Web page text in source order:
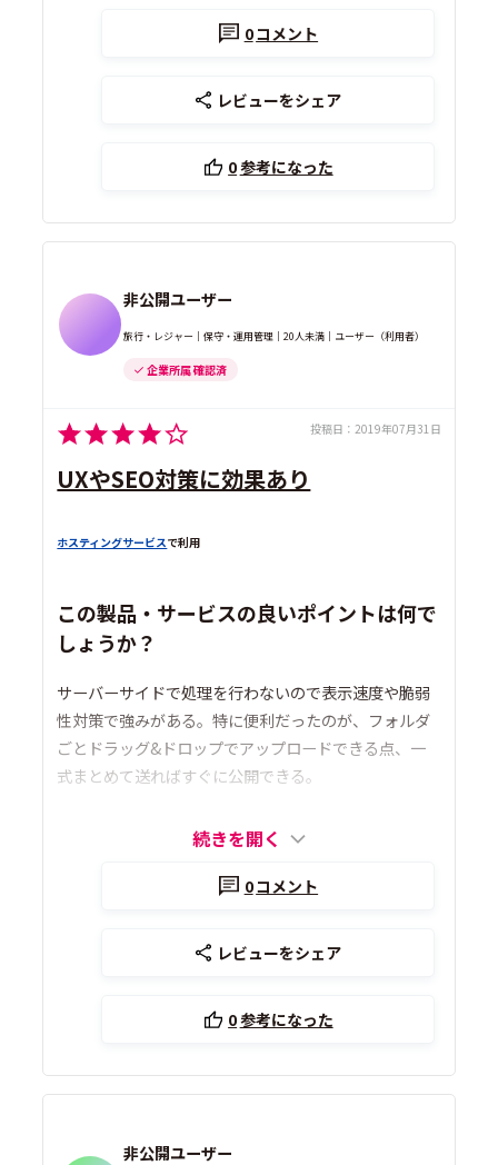
0コメント
レビューをシェア
0参考になった
非公開ユーザー
旅行・レジャー｜保守・運用管理｜20人未満｜ユーザー（利用者）
企業所属 確認済
投稿日： 2019年07月31日
UXやSEO対策に効果あり
ホスティングサービスで利用
この製品・サービスの良いポイントは何で
しょうか？
サーバーサイドで処理を行わないので表示速度や脆弱
性対策で強みがある。特に便利だったのが、フォルダ
ごとドラッグ&ドロップでアップロードできる点、一
式まとめて送ればすぐに公開できる。
続きを開く
0コメント
レビューをシェア
0参考になった
非公開ユーザー